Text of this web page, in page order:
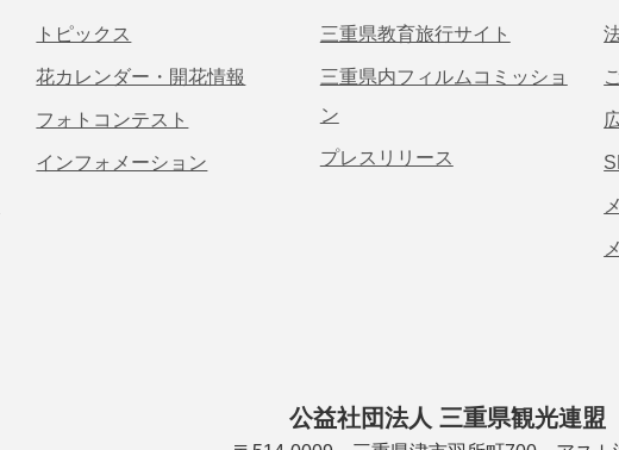
トピックス
花カレンダー・開花情報
フォトコンテスト
インフォメーション
三重県教育旅行サイト
三重県内フィルムコミッショ
ン
プレスリリース
公益社団法人 三重県観光連盟